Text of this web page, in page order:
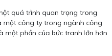
quá trình quan trọng trong
một công ty trong ngành công
một phần của bức tranh lớn hơn